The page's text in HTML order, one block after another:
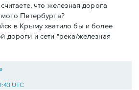
что железная дорога
Петербурга?
в Крыму хватило бы и более
дороги и сети "река/железная
UTC